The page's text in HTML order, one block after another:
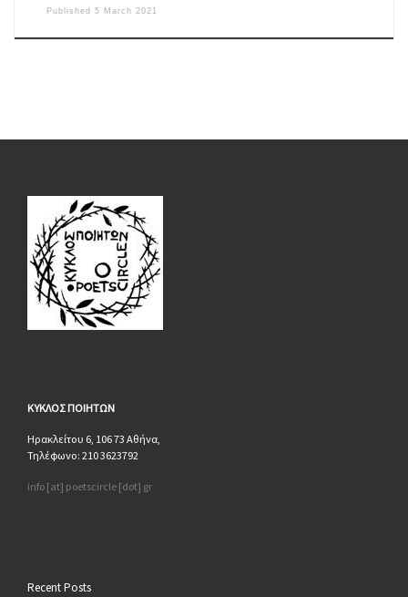
Published 5 March 2021
ΚΥΚΛΟΣ ΠΟΙΗΤΩΝ
Ηρακλείτου 6, 106 73 Αθήνα,
Τηλέφωνο: 210 3623792
info [at] poetscircle [dot] gr
Recent Posts